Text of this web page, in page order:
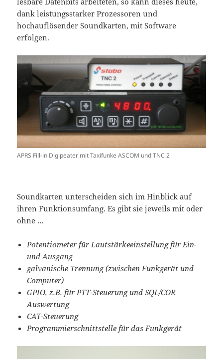
dank leistungsstarker Prozessoren und
hochauflösender Soundkarten, mit Software
erfolgen.
APRS Fill-in Digipeater mit Taxifunke ASCOM und TNC 2
Soundkarten unterscheiden sich im Hinblick auf
ihren Funktionsumfang. Es gibt sie jeweils mit oder
ohne …
Potentiometer für Lautstärkeeinstellung für Ein-
und Ausgang
galvanische Trennung (zwischen Funkgerät und
Computer)
GPIO, z.B. für PTT-Steuerung und SQL/COR
Auswertung
CAT-Steuerung
Programmierschnittstelle für das Funkgerät